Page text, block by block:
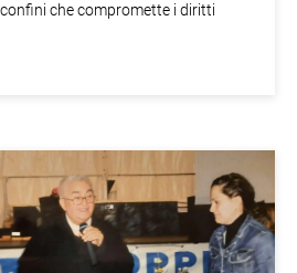
che compromette i diritti